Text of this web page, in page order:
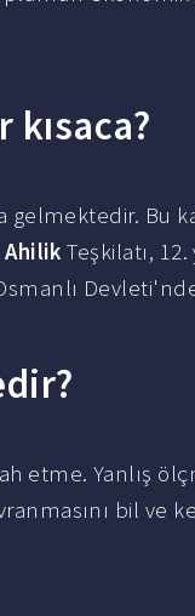
Bu
Ahilik Teşkilatı,
etme. Yanlış
bil ve